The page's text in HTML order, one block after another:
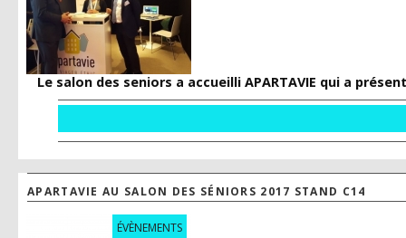
Le salon des seniors a accueilli APARTAVIE qui a
APARTAVIE AU SALON DES SÉNIORS 2017 STAND C14
ÉVÈNEMENTS